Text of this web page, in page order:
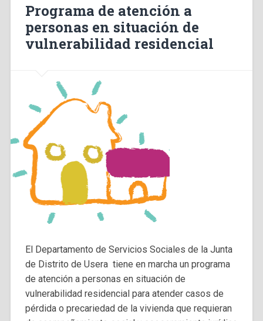
Programa de atención a
personas en situación de
vulnerabilidad residencial
El Departamento de Servicios Sociales de la Junta
de Distrito de Usera tiene en marcha un programa
de atención a personas en situación de
vulnerabilidad residencial para atender casos de
pérdida o precariedad de la vivienda que requieran